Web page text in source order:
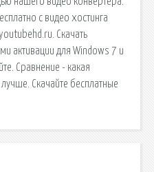
с видео хостинга
Скачать
активации для Windows 7 и
Сравнение - какая
Скачайте бесплатные